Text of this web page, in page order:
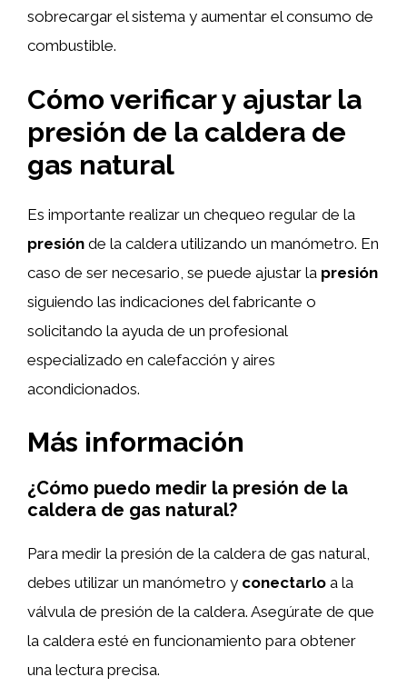
sobrecargar el sistema y aumentar el consumo de
combustible.
Cómo verificar y ajustar la
presión de la caldera de
gas natural
Es importante realizar un chequeo regular de la
presión de la caldera utilizando un manómetro. En
caso de ser necesario, se puede ajustar la presión
siguiendo las indicaciones del fabricante o
solicitando la ayuda de un profesional
especializado en calefacción y aires
acondicionados.
Más información
¿Cómo puedo medir la presión de la
caldera de gas natural?
Para medir la presión de la caldera de gas natural,
debes utilizar un manómetro y conectarlo a la
válvula de presión de la caldera. Asegúrate de que
la caldera esté en funcionamiento para obtener
una lectura precisa.